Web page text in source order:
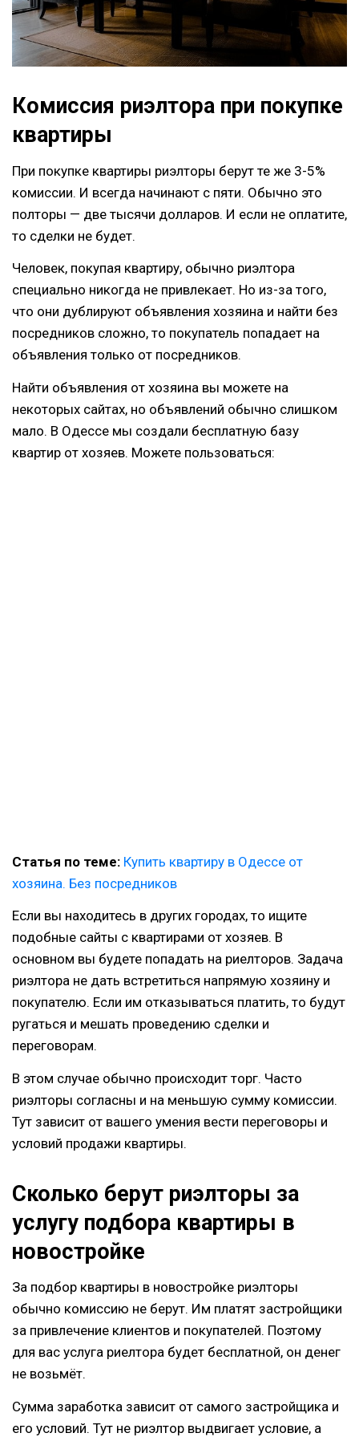
Комиссия риэлтора при покупке
квартиры
При покупке квартиры риэлторы берут те же 3-5%
комиссии. И всегда начинают с пяти. Обычно это
полторы — две тысячи долларов. И если не оплатите,
то сделки не будет.
Человек, покупая квартиру, обычно риэлтора
специально никогда не привлекает. Но из-за того,
что они дублируют объявления хозяина и найти без
посредников сложно, то покупатель попадает на
объявления только от посредников.
Найти объявления от хозяина вы можете на
некоторых сайтах, но объявлений обычно слишком
мало. В Одессе мы создали бесплатную базу
квартир от хозяев. Можете пользоваться:
Статья по теме: Купить квартиру в Одессе от
хозяина. Без посредников
Если вы находитесь в других городах, то ищите
подобные сайты с квартирами от хозяев. В
основном вы будете попадать на риелторов. Задача
риэлтора не дать встретиться напрямую хозяину и
покупателю. Если им отказываться платить, то будут
ругаться и мешать проведению сделки и
переговорам.
В этом случае обычно происходит торг. Часто
риэлторы согласны и на меньшую сумму комиссии.
Тут зависит от вашего умения вести переговоры и
условий продажи квартиры.
Сколько берут риэлторы за
услугу подбора квартиры в
новостройке
За подбор квартиры в новостройке риэлторы
обычно комиссию не берут. Им платят застройщики
за привлечение клиентов и покупателей. Поэтому
для вас услуга риелтора будет бесплатной, он денег
не возьмёт.
Сумма заработка зависит от самого застройщика и
его условий. Тут не риэлтор выдвигает условие, а